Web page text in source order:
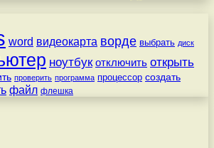
word видеокарта ворде выбрать диск
ноутбук отключить открыть
проверить программа процессор создать
файл флешка